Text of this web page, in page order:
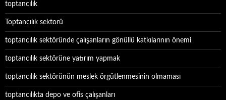
toptancılık
Toptancılık sektorü
toptancılık sektöründe çalışanların gönüllü katkılarının önemi
toptancılık sektörüne yatırım yapmak
toptancılık sektörünün meslek örgütlenmesinin olmaması
toptancılıkta depo ve ofis çalışanları